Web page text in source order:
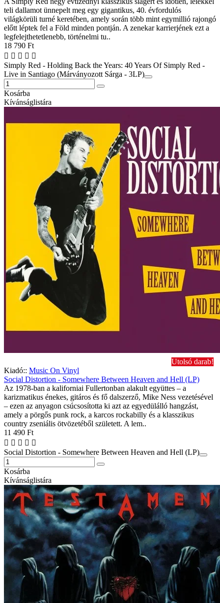
teli dallamot ünnepelt meg egy gigantikus, 40. évfordulós
világkörüli turné keretében, amely során több mint egymillió rajongó
előtt léptek fel a Föld minden pontján. A zenekar karrierjének ezt a
legfelejthetetlenebb, történelmi tu..
18 790 Ft
Simply Red - Holding Back the Years: 40 Years Of Simply Red -
Live in Santiago (Márványozott Sárga - 3LP)
Kosárba
Kívánságlistára
Utolsó darab!
Kiadó:: Music On Vinyl
Social Distortion - Somewhere Between Heaven and Hell (LP)
Az 1978-ban a kaliforniai Fullertonban alakult együttes – a
karizmatikus énekes, gitáros és fő dalszerző, Mike Ness vezetésével
– ezen az anyagon csúcsosította ki azt az egyedülálló hangzást,
amely a pörgős punk rock, a karcos rockabilly és a klasszikus
country zseniális ötvözetéből született. A lem..
11 490 Ft
Social Distortion - Somewhere Between Heaven and Hell (LP)
Kosárba
Kívánságlistára